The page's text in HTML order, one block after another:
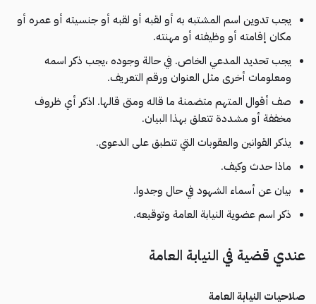
يجب تدوين اسم المشتبه به أو لقبه أو لقبه أو جنسيته أو عمره أو
مكان إقامته أو وظيفته أو مهنته.
يجب تحديد المدعي الخاص. في حالة وجوده ،يجب ذكر اسمه
ومعلومات أخرى مثل العنوان ورقم التعريف.
صف أقوال المتهم متضمنة ما قاله ومتى قالها. اذكر أي ظروف
مخففة أو مشددة تتعلق بهذا البيان.
يذكر القوانين والعقوبات التي تنطبق على الدعوى.
ماذا حدث وكيف.
بيان عن أسماء الشهود في حال وجدوا.
ذكر اسم عضوية النيابة العامة وتوقيعه.
عندي قضية في النيابة العامة
صلاحيات النيابة العامة